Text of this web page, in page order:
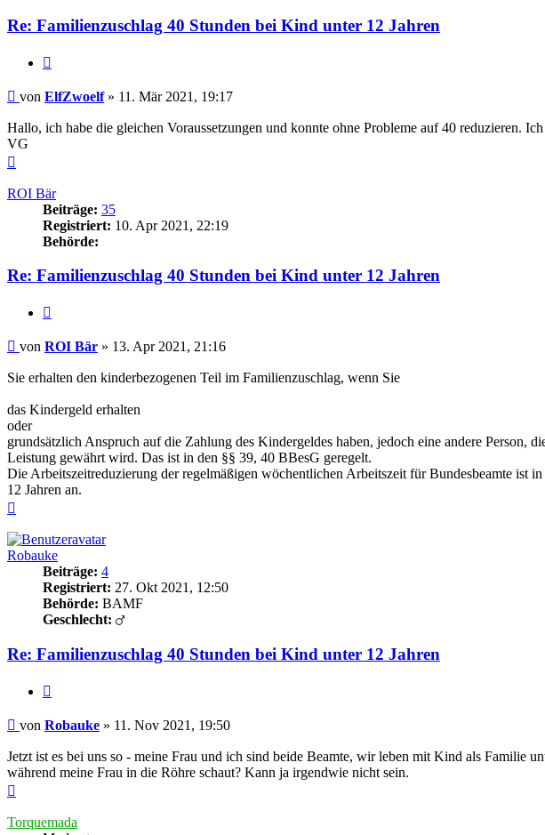
Re: Familienzuschlag 40 Stunden bei Kind unter 12 Jahren
Beitrag
von ElfZwoelf» 11. Mär 2021, 19:17
Hallo, ich habe die gleichen Voraussetzungen und konnte ohne Probleme auf 40 reduzieren.
VG
ROI Bär
Beiträge: 35
Registriert: 10. Apr 2021, 22:19
Behörde:
Re: Familienzuschlag 40 Stunden bei Kind unter 12 Jahren
Beitrag
von ROI Bär » 13. Apr 2021, 21:16
Sie erhalten den kinderbezogenen Teil im Familienzuschlag, wenn Sie
das Kindergeld erhalten
oder
grundsätzlich Anspruch auf die Zahlung des Kindergeldes haben, jedoch eine andere
Leistung gewährt wird. Das ist in den §§ 39, 40 BBesG geregelt.
Die Arbeitszeitreduzierung der regelmäßigen wöchentlichen Arbeitszeit für Bundesbeamte
12 Jahren an.
Robauke
Beiträge: 4
Registriert: 27. Okt 2021, 12:50
Behörde: BAMF
Geschlecht:
Re: Familienzuschlag 40 Stunden bei Kind unter 12 Jahren
Beitrag
von Robauke » 11. Nov 2021, 19:50
Jetzt ist es bei uns so - meine Frau und ich sind beide Beamte, wir leben mit Kind als Familie
während meine Frau in die Röhre schaut? Kann ja irgendwie nicht sein.
Torquemada